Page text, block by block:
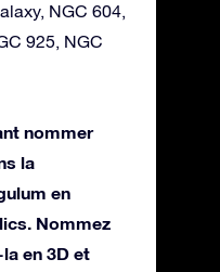
NGC 604,
925, NGC
nommer
la
en
Nommez
en 3D et